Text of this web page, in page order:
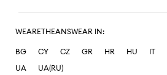
WEARETHEANSWEAR IN:
BG CY CZ GR HR HU IT
UA
UA(RU)